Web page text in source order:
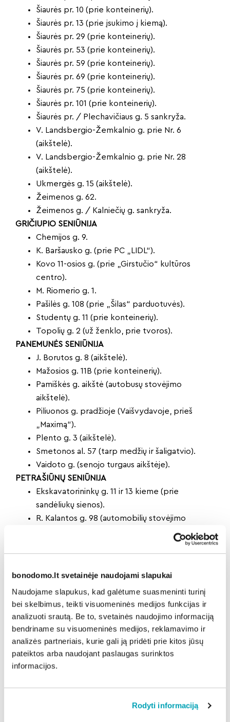
bonodomo.lt svetainėje naudojami slapukai
Naudojame slapukus, kad galėtume suasmeninti turinį
bei skelbimus, teikti visuomeninės medijos funkcijas ir
analizuoti srautą. Be to, svetainės naudojimo informaciją
bendriname su visuomeninės medijos, reklamavimo ir
analizės partneriais, kurie gali ją pridėti prie kitos jūsų
pateiktos arba naudojant paslaugas surinktos
informacijos.
Rodyti informaciją
Šiaurės pr. 10 (prie konteinerių).
Šiaurės pr. 13 (prie įsukimo į kiemą).
Šiaurės pr. 29 (prie konteinerių).
Šiaurės pr. 53 (prie konteinerių).
Šiaurės pr. 59 (prie konteinerių).
Šiaurės pr. 69 (prie konteinerių).
Šiaurės pr. 75 (prie konteinerių).
Šiaurės pr. 101 (prie konteinerių).
Šiaurės pr. / Plechavičiaus g. 5 sankryža.
V. Landsbergio-Žemkalnio g. prie Nr. 6
(aikštelė).
V. Landsbergio-Žemkalnio g. prie Nr. 28
(aikštelė).
Ukmergės g. 15 (aikštelė).
Žeimenos g. 62.
Žeimenos g. / Kalniečių g. sankryža.
GRIČIUPIO SENIŪNIJA
Chemijos g. 9.
K. Baršausko g. (prie PC „LIDL“).
Kovo 11-osios g. (prie „Girstučio“ kultūros
centro).
M. Riomerio g. 1.
Pašilės g. 108 (prie „Šilas“ parduotuvės).
Studentų g. 11 (prie konteinerių).
Topolių g. 2 (už ženklo, prie tvoros).
PANEMUNĖS SENIŪNIJA
J. Borutos g. 8 (aikštelė).
Mažosios g. 11B (prie konteinerių).
Pamiškės g. aikštė (autobusų stovėjimo
aikštelė).
Piliuonos g. pradžioje (Vaišvydavoje, prieš
„Maximą“).
Plento g. 3 (aikštelė).
Smetonos al. 57 (tarp medžių ir šaligatvio).
Vaidoto g. (senojo turgaus aikštėje).
PETRAŠIŪNŲ SENIŪNIJA
Ekskavatorininkų g. 11 ir 13 kieme (prie
sandėliukų sienos).
R. Kalantos g. 98 (automobilių stovėjimo
ŠANČIŲ SENIŪNIJA
Prancūzų g. Nr. 95.
Ašmenos 1-oji 10 (prie konteinerių).
A. Juozapavičiaus pr. / Norvegų g. sankirta
(aikštelė už prekybos kioskų).
A. Juozapavičiaus pr. 21.
Juozapavičiaus pr. / Mažeikių g. sankirta.
A. Šapokos g. / I. Jonyno sankryža.